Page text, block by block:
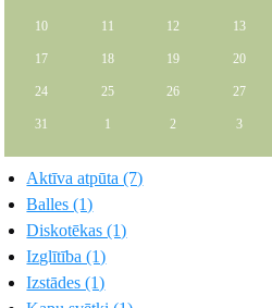
10 11 12 13
17 18 19 20
24 25 26 27
31 1 2 3
Aktīva atpūta (7)
Balles (1)
Diskotēkas (1)
Izglītība (1)
Izstādes (1)